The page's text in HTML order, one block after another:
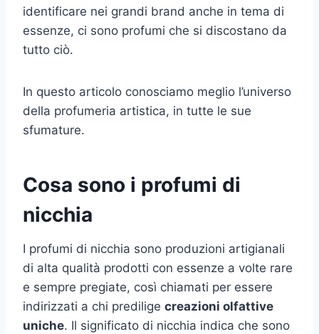
identificare nei grandi brand anche in tema di
essenze, ci sono profumi che si discostano da
tutto ciò.
In questo articolo conosciamo meglio l’universo
della profumeria artistica, in tutte le sue
sfumature.
Cosa sono i profumi di
nicchia
I profumi di nicchia sono produzioni artigianali
di alta qualità prodotti con essenze a volte rare
e sempre pregiate, così chiamati per essere
indirizzati a chi predilige creazioni olfattive
uniche. Il significato di nicchia indica che sono